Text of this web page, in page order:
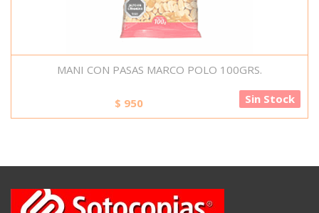
MANI CON PASAS MARCO POLO 100GRS.
$ 950 Sin Stock